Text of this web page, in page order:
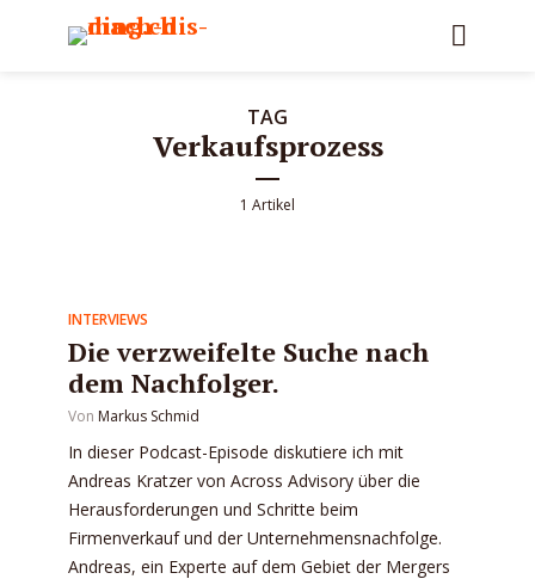
TAG
Verkaufsprozess
1 Artikel
INTERVIEWS
Die verzweifelte Suche nach
dem Nachfolger.
Von Markus Schmid
In dieser Podcast-Episode diskutiere ich mit
Andreas Kratzer von Across Advisory über die
Herausforderungen und Schritte beim
Firmenverkauf und der Unternehmensnachfolge.
Andreas, ein Experte auf dem Gebiet der Mergers